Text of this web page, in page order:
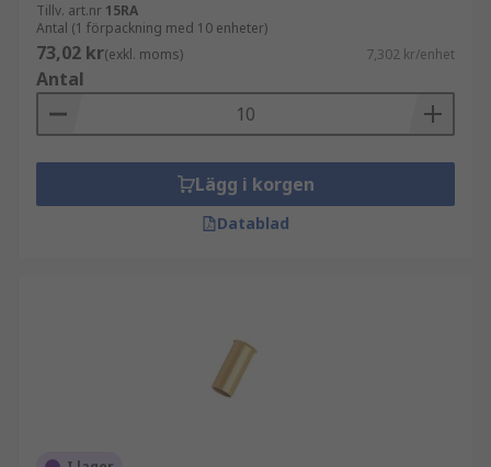
Tillv. art.nr 15RA
Antal (1 förpackning med 10 enheter)
73,02 kr(exkl. moms) 7,302 kr/enhet
Antal
Lägg i korgen
Datablad